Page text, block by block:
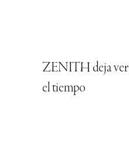
ZENITH deja ver
el tiempo